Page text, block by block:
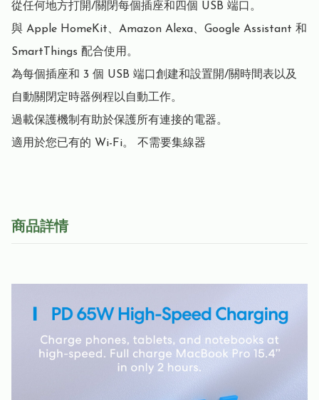
從任何地方打開/關閉每個插座和四個 USB 端口。
與 Apple HomeKit、Amazon Alexa、Google Assistant 和
SmartThings 配合使用。
為每個插座和 3 個 USB 端口創建和設置開/關時間表以及
自動關閉定時器例程以自動工作。
過載保護機制有助於保護所有連接的電器。
適用於您已有的 Wi-Fi。 不需要集線器
商品詳情